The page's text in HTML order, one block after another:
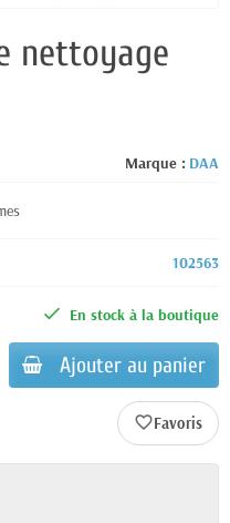
nettoyage
Marque : DAA
102563
En stock à la boutique
Ajouter au panier
favorite_border